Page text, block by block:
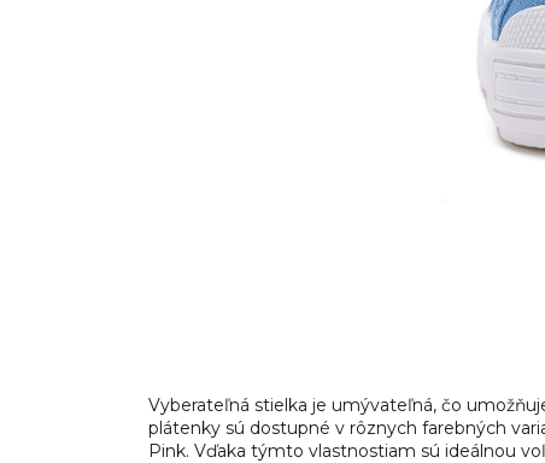
Vyberateľná stielka je umývateľná, čo
plátenky sú dostupné v rôznych farebných
Pink. Vďaka týmto vlastnostiam sú ideálnou